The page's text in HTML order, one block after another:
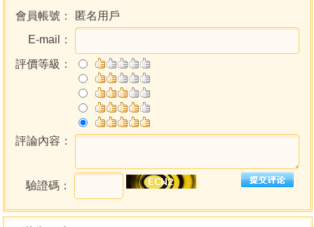
會員帳號：
匿名用戶
E-mail：
評價等級：
評論內容：
驗證碼：